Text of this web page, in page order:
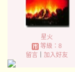
星火
等級：8
留言｜ 加入好友